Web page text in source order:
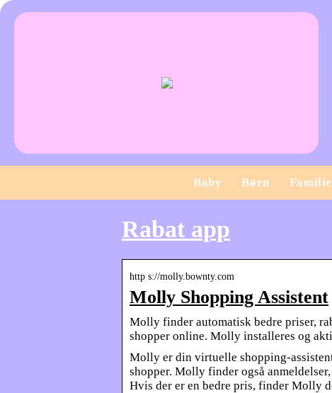
Baby Børn Familie
Rabat app
http s://molly.bownty.com
Molly Shopping Assistent
Molly finder automatisk bedre priser,
shopper online. Molly installeres og
Molly er din virtuelle shopping-
shopper. Molly finder også
Hvis der er en bedre pris, finder Molly